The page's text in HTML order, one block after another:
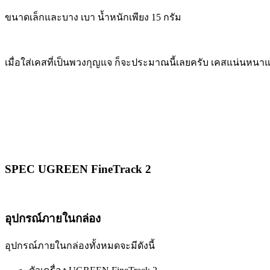
ขนาดเล็กและบาง เบา น้ำหนักเพียง 15 กรัม
เมื่อใส่เคสที่เป็นพวงกุญแจ ก็จะประมาณนี้เลยครับ เคสแน่นหน
SPEC UGREEN FineTrack 2
อุปกรณ์ภายในกล่อง
อุปกรณ์ภายในกล่องทั้งหมดจะมีดังนี้